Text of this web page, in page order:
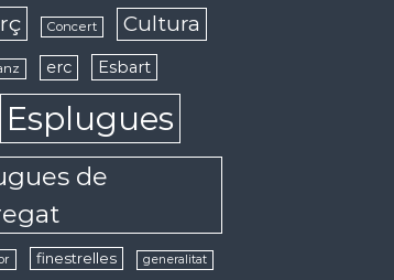
Concert Cultura
erc Esbart
Esplugues
de
finestrelles generalitat